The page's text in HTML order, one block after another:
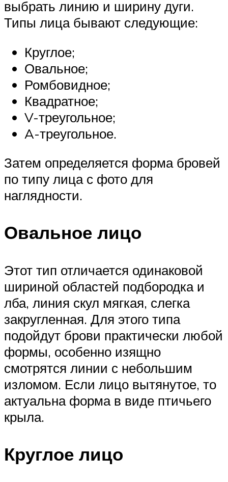
выбрать линию и ширину дуги.
Типы лица бывают следующие:
Круглое;
Овальное;
Ромбовидное;
Квадратное;
V-треугольное;
A-треугольное.
Затем определяется форма бровей
по типу лица с фото для
наглядности.
Овальное лицо
Этот тип отличается одинаковой
шириной областей подбородка и
лба, линия скул мягкая, слегка
закругленная. Для этого типа
подойдут брови практически любой
формы, особенно изящно
смотрятся линии с небольшим
изломом. Если лицо вытянутое, то
актуальна форма в виде птичьего
крыла.
Круглое лицо